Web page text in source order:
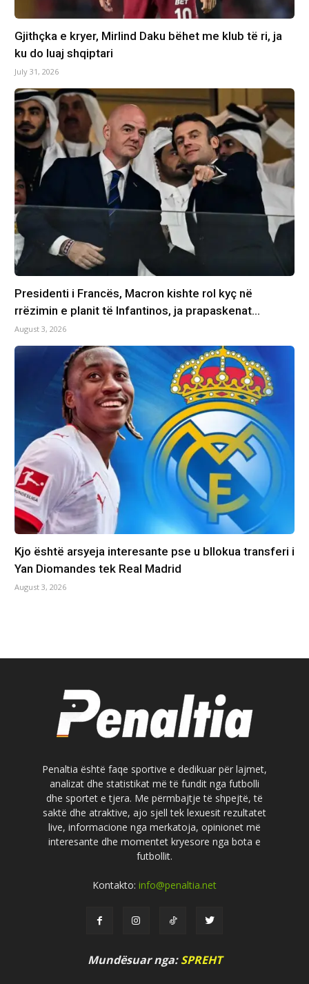
Gjithçka e kryer, Mirlind Daku bëhet me klub të ri, ja
ku do luaj shqiptari
July 31, 2026
Presidenti i Francës, Macron kishte rol kyç në
rrëzimin e planit të Infantinos, ja prapaskenat…
August 3, 2026
Kjo është arsyeja interesante pse u bllokua transferi i
Yan Diomandes tek Real Madrid
August 3, 2026
Penaltia është faqe sportive e dedikuar për lajmet,
analizat dhe statistikat më të fundit nga futbolli
dhe sportet e tjera. Me përmbajtje të shpejtë, të
saktë dhe atraktive, ajo sjell tek lexuesit rezultatet
live, informacione nga merkatoja, opinionet më
interesante dhe momentet kryesore nga bota e
futbollit.
Kontakto: info@penaltia.net
Mundësuar nga:SPREHT